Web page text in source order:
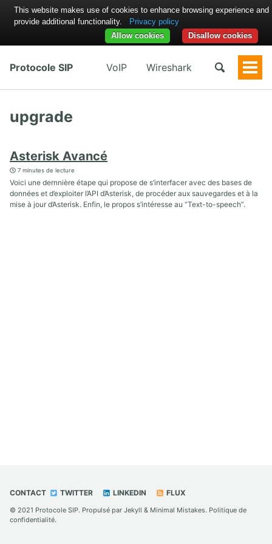
Protocole SIP VoIP Wireshark
upgrade
Asterisk Avancé
7 minutes de lecture
Voici une dernnière étape qui propose de s’interfacer avec des bases de
données et d’exploiter l’API d’Asterisk, de procéder aux sauvegardes et à la
mise à jour d’Asterisk. Enfin, le propos s’intéresse au “Text-to-speech”.
CONTACT TWITTER LINKEDIN FLUX
© 2021 Protocole SIP. Propulsé par Jekyll & Minimal Mistakes. Politique de
confidentialité.
This website makes use of cookies to enhance browsing experience and
provide additional functionality.
Privacy policy
Disallow cookies
Allow cookies